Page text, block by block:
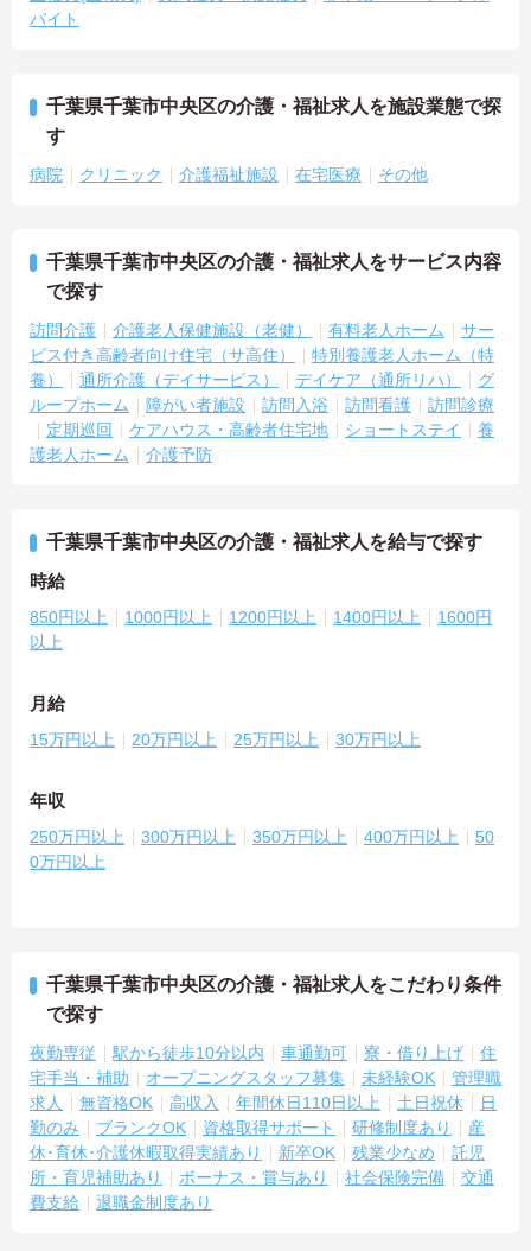
バイト
千葉県千葉市中央区の介護・福祉求人を施設業態で探
す
病院 クリニック 介護福祉施設 在宅医療 その他
千葉県千葉市中央区の介護・福祉求人をサービス内容
で探す
訪問介護 介護老人保健施設（老健） 有料老人ホーム
サー
ビス付き高齢者向け住宅（サ高住）
特別養護老人ホーム（特
養）
通所介護（デイサービス） デイケア（通所リハ）
グ
ループホーム
障がい者施設 訪問入浴 訪問看護
訪問診療
定期巡回
ケアハウス・高齢者住宅地 ショートステイ
養
護老人ホーム
介護予防
千葉県千葉市中央区の介護・福祉求人を給与で探す
時給
850円以上 1000円以上 1200円以上 1400円以上
1600円
以上
月給
15万円以上 20万円以上 25万円以上 30万円以上
年収
250万円以上 300万円以上 350万円以上 400万円以上
50
0万円以上
千葉県千葉市中央区の介護・福祉求人をこだわり条件
で探す
夜勤専従 駅から徒歩10分以内 車通勤可 寮・借り上げ
住
宅手当・補助
オープニングスタッフ募集 未経験OK
管理職
求人
無資格OK 高収入 年間休日110日以上 土日祝休
日
勤のみ
ブランクOK 資格取得サポート 研修制度あり
産
休･育休･介護休暇取得実績あり
新卒OK 残業少なめ
託児
所・育児補助あり
ボーナス・賞与あり 社会保険完備
交通
費支給
退職金制度あり